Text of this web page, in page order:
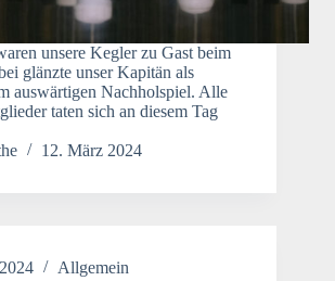
unsere Kegler zu Gast beim
glänzte unser Kapitän als
auswärtigen Nachholspiel. Alle
taten sich an diesem Tag
12. März 2024
Allgemein